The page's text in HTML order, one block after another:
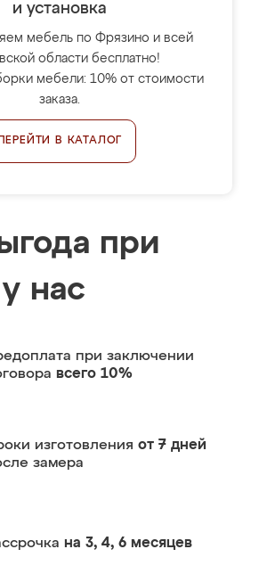
и установка
мебель по Фрязино и всей
области бесплатно!
мебели: 10% от стоимости
заказа.
ПЕРЕЙТИ В КАТАЛОГ
при
нас
при заключении
всего 10%
изготовления от 7 дней
замера
на 3, 4, 6 месяцев